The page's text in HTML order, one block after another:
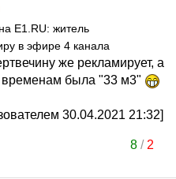
E1.RU: житель
в эфире 4 канала
же рекламирует, а
временам была "33 м3"
30.04.2021 21:32]
8/ 2